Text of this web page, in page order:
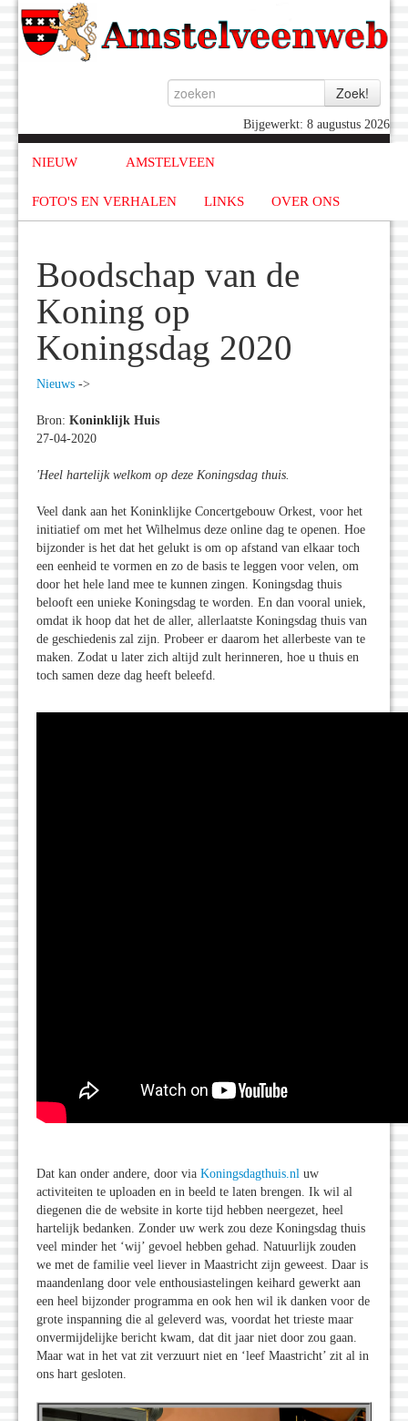
Bijgewerkt: 8 augustus 2026
NIEUW AMSTELVEEN
FOTO'S EN VERHALEN LINKS OVER ONS
Boodschap van de
Koning op
Koningsdag 2020
Nieuws ->
Bron: Koninklijk Huis
27-04-2020
'Heel hartelijk welkom op deze Koningsdag thuis.
Veel dank aan het Koninklijke Concertgebouw Orkest, voor het
initiatief om met het Wilhelmus deze online dag te openen. Hoe
bijzonder is het dat het gelukt is om op afstand van elkaar toch
een eenheid te vormen en zo de basis te leggen voor velen, om
door het hele land mee te kunnen zingen. Koningsdag thuis
belooft een unieke Koningsdag te worden. En dan vooral uniek,
omdat ik hoop dat het de aller, allerlaatste Koningsdag thuis van
de geschiedenis zal zijn. Probeer er daarom het allerbeste van te
maken. Zodat u later zich altijd zult herinneren, hoe u thuis en
toch samen deze dag heeft beleefd.
Dat kan onder andere, door via Koningsdagthuis.nl uw
activiteiten te uploaden en in beeld te laten brengen. Ik wil al
diegenen die de website in korte tijd hebben neergezet, heel
hartelijk bedanken. Zonder uw werk zou deze Koningsdag thuis
veel minder het ‘wij’ gevoel hebben gehad. Natuurlijk zouden
we met de familie veel liever in Maastricht zijn geweest. Daar is
maandenlang door vele enthousiastelingen keihard gewerkt aan
een heel bijzonder programma en ook hen wil ik danken voor de
grote inspanning die al geleverd was, voordat het trieste maar
onvermijdelijke bericht kwam, dat dit jaar niet door zou gaan.
Maar wat in het vat zit verzuurt niet en ‘leef Maastricht’ zit al in
ons hart gesloten.